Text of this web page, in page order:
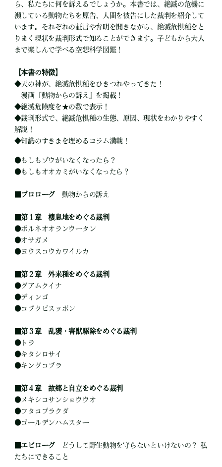
ら、私たちに何を訴えるでしょうか。本書では、絶滅の危機に
瀕している動物たちを原告、人間を被告にした裁判を紹介して
います。それぞれの証言や弁明を聞きながら、絶滅危惧種をと
りまく現状を裁判形式で知ることができます。子どもから大人
まで楽しんで学べる空想科学図鑑！
【本書の特徴】
◆天の神が、絶滅危惧種をひきつれやってきた！
漫画『動物からの訴え』を掲載！
◆絶滅危険度を★の数で表示！
◆裁判形式で、絶滅危惧種の生態、原因、現状をわかりやすく
解説！
◆知識のすきまを埋めるコラム満載！
●もしもゾウがいなくなったら？
●もしもオオカミがいなくなったら？
プロローグ 動物からの訴え
■第１章 棲息地をめぐる裁判
●ボルネオオランウータン
●オサガメ
●ヨウスコウカワイルカ
■第２章 外来種をめぐる裁判
●グアムクイナ
●ディンゴ
●コブクビスッポン
■第３章 乱獲・害獣駆除をめぐる裁判
● トラ
●キタシロサイ
●キングコブラ
■第４章 故郷と自立をめぐる裁判
● メキシコサンショウウオ
●フタコブラクダ
●ゴールデンハムスター
エピローグ どうして野生動物を守らないといけないの？ 私
たちにできること